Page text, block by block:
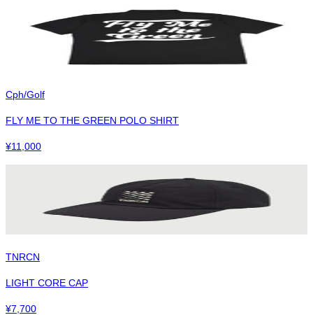
Cph/Golf
FLY ME TO THE GREEN POLO SHIRT
¥11,000
TNRCN
LIGHT CORE CAP
¥7,700